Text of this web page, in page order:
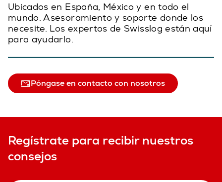
Ubicados en España, México y en todo el
mundo. Asesoramiento y soporte donde los
necesite. Los expertos de Swisslog están aquí
para ayudarlo.
Póngase en contacto con nosotros
Regístrate para recibir nuestros
consejos